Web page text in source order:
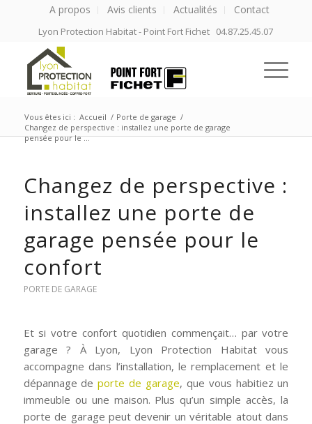
A propos Avis clients Actualités Contact
Lyon Protection Habitat - Point Fort Fichet 04.87.25.45.07
Vous êtes ici : Accueil / Porte de garage /
Changez de perspective : installez une porte de garage
pensée pour le ...
Changez de perspective :
installez une porte de
garage pensée pour le
confort
PORTE DE GARAGE
Et si votre confort quotidien commençait… par votre
garage ? À Lyon, Lyon Protection Habitat vous
accompagne dans l’installation, le remplacement et le
dépannage deporte de garage, que vous habitiez un
immeuble ou une maison. Plus qu’un simple accès, la
porte de garage peut devenir un véritable atout dans